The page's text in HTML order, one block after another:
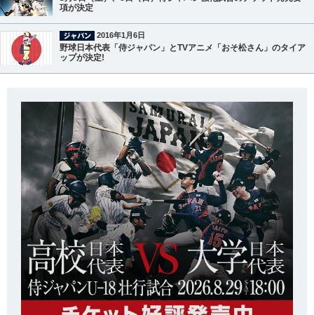
項が決定
2016年1月6日
野球日本代表「侍ジャパン」とTVアニメ「おそ松さん」のタイア
ップが決定!